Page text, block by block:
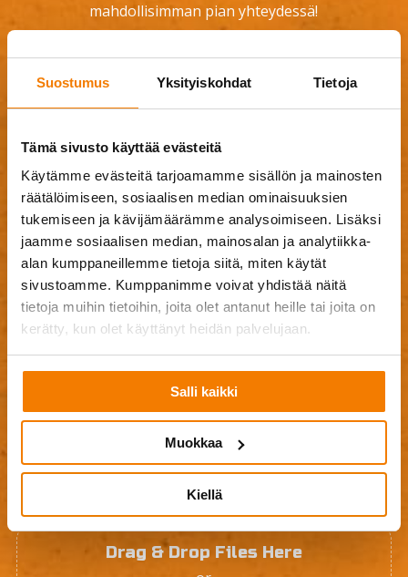
Suostumus Yksityiskohdat Tietoja
Tämä sivusto käyttää evästeitä
Käytämme evästeitä tarjoamamme sisällön ja mainosten
räätälöimiseen, sosiaalisen median ominaisuuksien
tukemiseen ja kävijämäärämme analysoimiseen. Lisäksi
jaamme sosiaalisen median, mainosalan ja analytiikka-
alan kumppaneillemme tietoja siitä, miten käytät
sivustoamme. Kumppanimme voivat yhdistää näitä
tietoja muihin tietoihin, joita olet antanut heille tai joita on
kerätty, kun olet käyttänyt heidän palvelujaan.
Salli kaikki
Muokkaa
Kiellä
mahdollisimman pian yhteydessä!
Drag & Drop Files Here